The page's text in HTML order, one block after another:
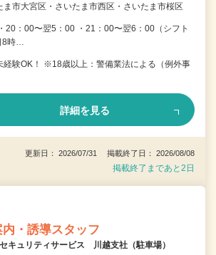
ま市大宮区・さいたま市西区・さいたま市桜区
20：00〜翌5：00 ・21：00〜翌6：00（シフト
8時…
経験OK！ ※18歳以上：警備業法による（例外事
詳細を見る
更新日： 2026/07/31 掲載終了日： 2026/08/08
掲載終了まであと2日
・誘導スタッフ
キュリティサービス 川越支社（駐車場）